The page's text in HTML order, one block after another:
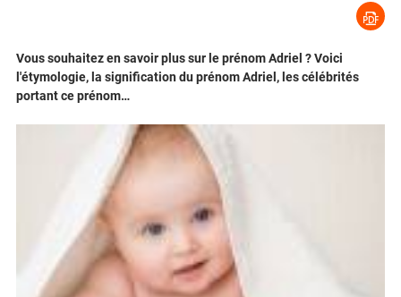
Vous souhaitez en savoir plus sur le prénom Adriel ? Voici
l'étymologie, la signification du prénom Adriel, les célébrités
portant ce prénom…